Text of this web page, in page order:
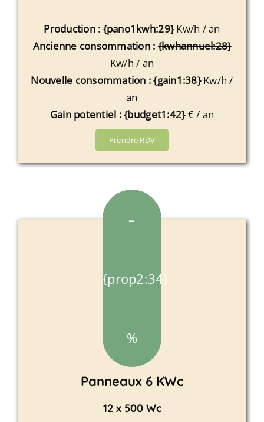
Production : {pano1kwh:29}Kw/h / an
Ancienne consommation :{kwhannuel:28}
Kw/h / an
Nouvelle consommation : {gain1:38}Kw/h /
an
Gain potentiel : {budget1:42}€ / an
Prendre RDV
–
{prop2:34}
%
Panneaux 6 KWc
12 x 500 Wc